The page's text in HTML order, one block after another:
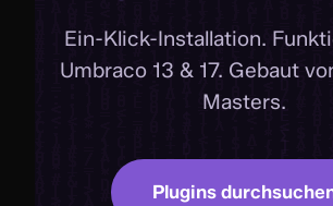
Ein-Klick-Installation.
Umbraco 13 & 17. Gebaut
Masters.
Plugins